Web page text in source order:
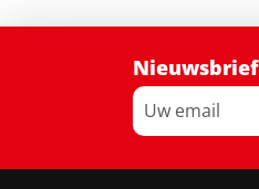
Nieuwsbrief